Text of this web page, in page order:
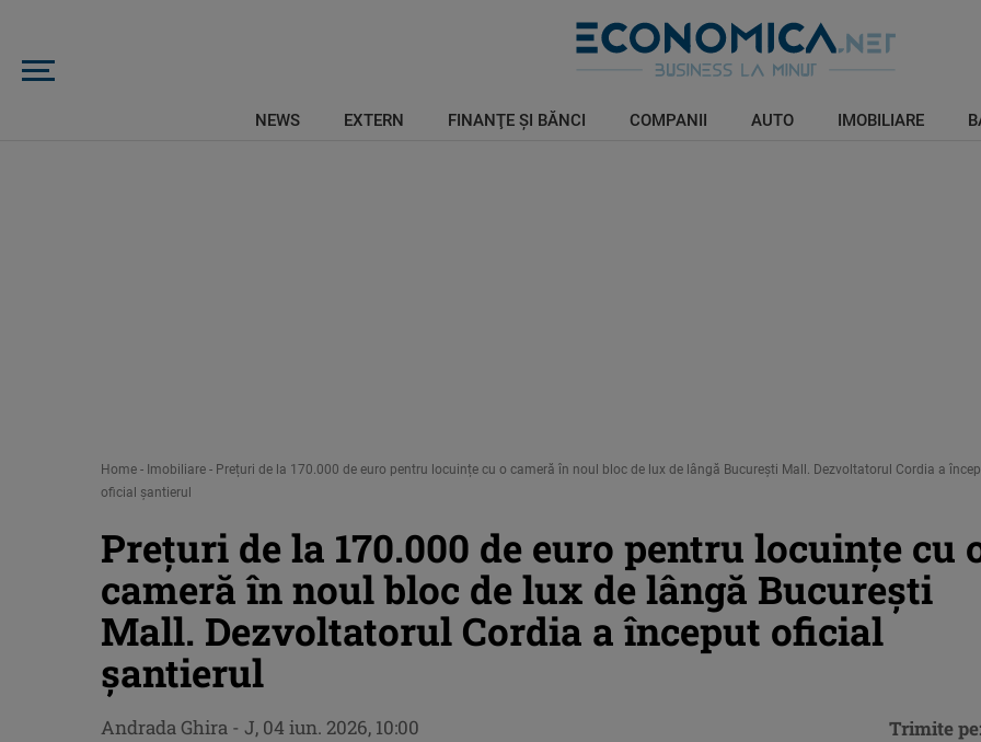
NEWS EXTERN FINANŢE ŞI BĂNCI COMPANII AUTO IMOBILIARE
Home - Imobiliare - Prețuri de la 170.000 de euro pentru locuințe cu o cameră în noul bloc de lux de lângă București Mall. Dezvoltatorul Cordia a
oficial șantierul
Prețuri de la 170.000 de euro pentru locuințe cu
cameră în noul bloc de lux de lângă București
Mall. Dezvoltatorul Cordia a început oficial
șantierul
Andrada Ghira - J, 04 iun. 2026, 10:00 Trimite pe: